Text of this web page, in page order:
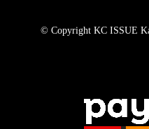
© Copyright KC ISSUE